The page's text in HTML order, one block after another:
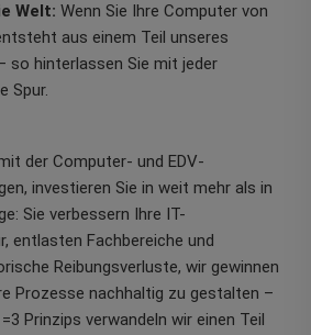
Welt: Wenn Sie Ihre Computer von
aus einem Teil unseres
so hinterlassen Sie mit jeder
Spur.
der Computer- und EDV-
investieren Sie in weit mehr als in
Sie verbessern Ihre IT-
entlasten Fachbereiche und
Reibungsverluste, wir gewinnen
Prozesse nachhaltig zu gestalten –
Prinzips verwandeln wir einen Teil